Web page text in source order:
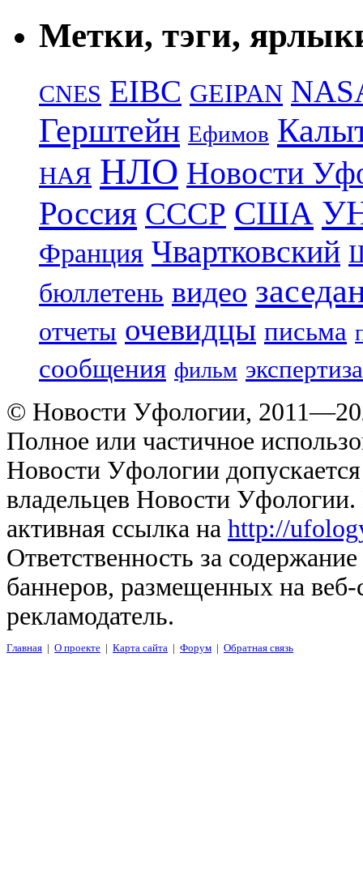
Метки, тэги,
CNES EIBC GEIPAN
Герштейн Ефимов
НАЯ НЛО Новости
Россия СССР США
Франция Чвартковский
бюллетень видео
отчеты очевидцы письма
сообщения фильм экспертиза
© Новости Уфологии,
Полное или частичное
Новости Уфологии
владельцев Новости
активная ссылка на http://
Ответственность за
баннеров, размещенных на
рекламодатель.
Главная | О проекте | Карта сайта | Форум | Обратная связь